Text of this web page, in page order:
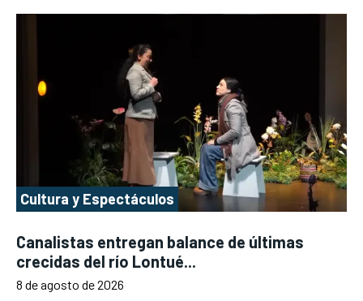
Cultura y Espectáculos
Canalistas entregan balance de últimas
crecidas del río Lontué...
8 de agosto de 2026